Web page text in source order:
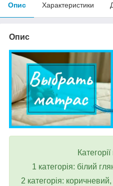
Опис Характеристики
Опис
1 категорія: білий
2 категорія: